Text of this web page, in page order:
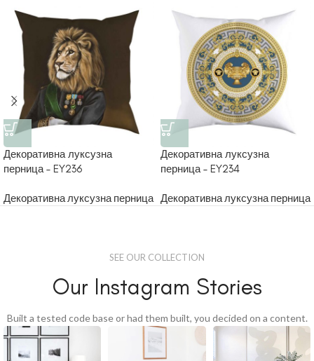
Декоративна луксузна
перница – EY236
Декоративна луксузна перница
Декоративна луксузна
перница – EY234
Декоративна луксузна перница
SEE OUR COLLECTION
Our Instagram Stories
Built a tested code base or had them built, you decided on a content.